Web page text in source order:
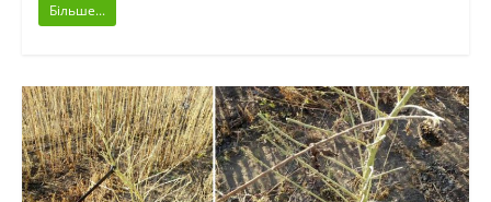
Більше...